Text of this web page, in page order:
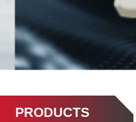
PRODUCTS